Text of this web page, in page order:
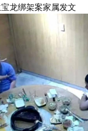
龙绑架案家属发文